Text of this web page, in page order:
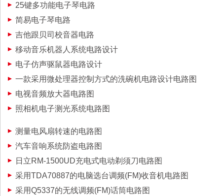
25键多功能电子琴电路
简易电子琴电路
吉他跟贝司校音器电路
移动音乐机器人系统电路设计
电子仿声驱鼠器电路设计
一款采用微处理器控制方式的洗碗机电路设计电路图
电视音频放大器电路图
照相机电子测光系统电路图
测量电风扇转速的电路图
汽车音响系统防盗电路图
日立RM-1500UD充电式电动剃须刀电路图
采用TDA70887的电脑选台调频(FM)收音机电路图
采用Q5337的无线调频(FM)话筒电路图